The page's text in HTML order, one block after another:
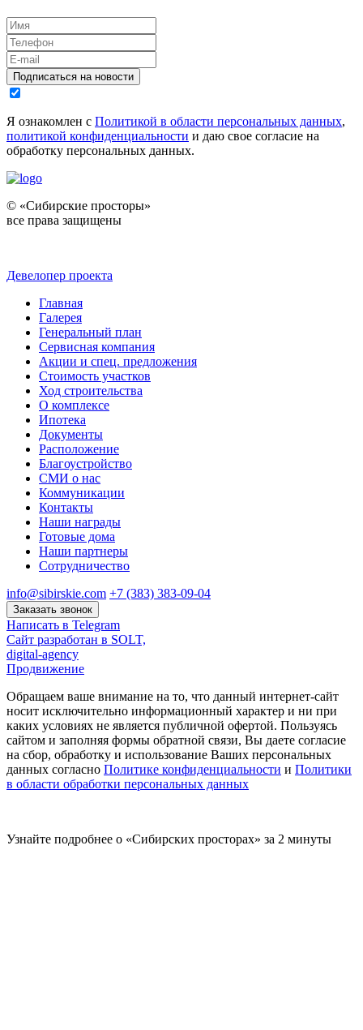
Подписаться на новости
Я ознакомлен с Политикой в области персональных данных,
политикой конфиденциальности и даю свое согласие на
обработку персональных данных.
© «Сибирские просторы»
все права защищены
Девелопер проекта
Главная
Галерея
Генеральный план
Сервисная компания
Акции и спец. предложения
Стоимость участков
Ход строительства
О комплексе
Ипотека
Документы
Расположение
Благоустройство
СМИ о нас
Коммуникации
Контакты
Наши награды
Готовые дома
Наши партнеры
Сотрудничество
info@sibirskie.com +7 (383) 383-09-04
Заказать звонок
Написать в Telegram
Сайт разработан в SOLT,
digital-agency
Продвижение
Обращаем ваше внимание на то, что данный интернет-сайт
носит исключительно информационный характер и ни при
каких условиях не является публичной офертой. Пользуясь
сайтом и заполняя формы обратной связи, Вы даете согласие
на сбор, обработку и использование Ваших персональных
данных согласно Политике конфиденциальности и Политики
в области обработки персональных данных
Узнайте подробнее о «Сибирских просторах» за 2 минуты